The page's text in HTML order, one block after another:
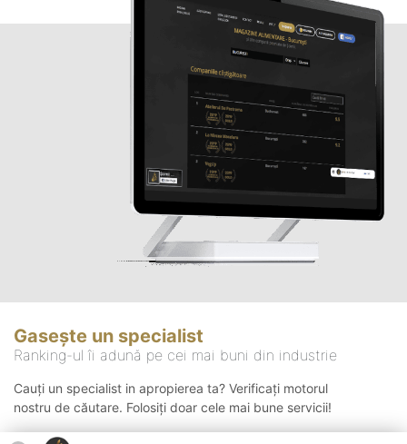
Gasește un specialist
Ranking-ul îi adună pe cei mai buni din industrie
Cauți un specialist in apropierea ta? Verificați motorul
nostru de căutare. Folosiți doar cele mai bune servicii!